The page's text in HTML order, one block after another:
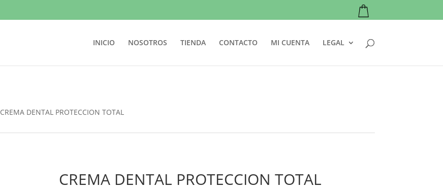
INICIO NOSOTROS TIENDA CONTACTO MI CUENTA LEGAL
CREMA DENTAL PROTECCION TOTAL
CREMA DENTAL PROTECCION TOTAL